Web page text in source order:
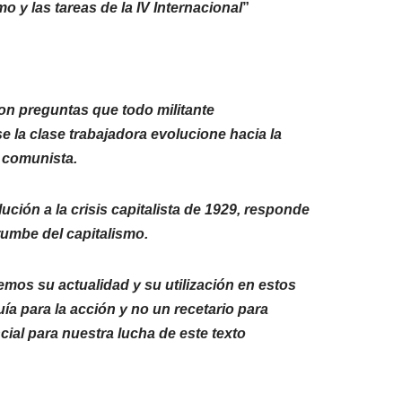
y las tareas de la IV Internacional”
preguntas que todo militante
la clase trabajadora evolucione hacia la
a la crisis capitalista de 1929, responde
del capitalismo.
su actualidad y su utilización en estos
para la acción y no un recetario para
para nuestra lucha de este texto